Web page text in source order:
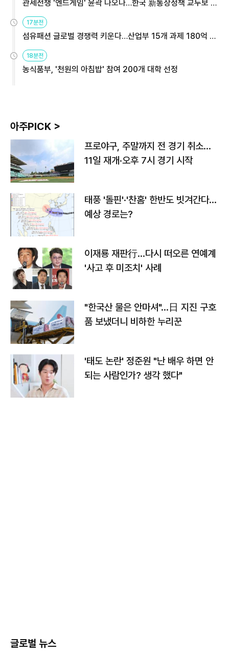
관세전쟁 '엔드게임' 윤곽 나오나…한국 新통상정책 교두보 활
용해야
17분전
섬유패션 글로벌 경쟁력 키운다…산업부 15개 과제 180억 지
원
18분전
농식품부, '천원의 아침밥' 참여 200개 대학 선정
아주PICK >
프로야구, 주말까지 전 경기 취소…
11일 재개·오후 7시 경기 시작
태풍 '돌핀'·'찬홈' 한반도 빗겨간다…
예상 경로는?
이재룡 재판行…다시 떠오른 연예계
'사고 후 미조치' 사례
"한국산 물은 안마셔"…日 지진 구호
품 보냈더니 비하한 누리꾼
'태도 논란' 정준원 "난 배우 하면 안
되는 사람인가? 생각 했다"
글로벌 뉴스